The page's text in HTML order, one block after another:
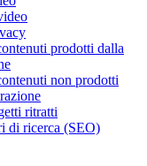
prodotti dalla
non prodotti
ritratti
di ricerca (SEO)